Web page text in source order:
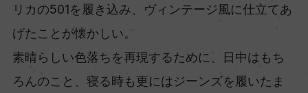
リカの501を履き込み、ヴィンテージ風に仕立てあ
げたことが懐かしい。
素晴らしい色落ちを再現するために、日中はもち
ろんのこと、寝る時も更にはジーンズを履いたま